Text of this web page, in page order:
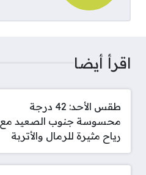
اقرأ أيضا
طقس الأحد: 42 درجة
محسوسة جنوب الصعيد مع
رياح مثيرة للرمال والأتربة